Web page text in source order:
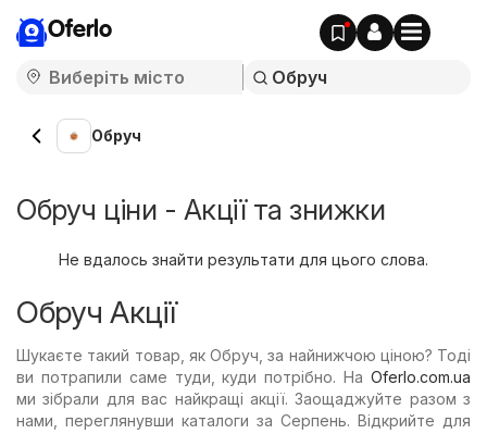
Oferlo
Обруч
Обруч ціни - Акції та знижки
Не вдалось знайти результати для цього слова.
Обруч Акції
Шукаєте такий товар, як Обруч, за найнижчою ціною? Тоді
ви потрапили саме туди, куди потрібно. На Oferlo.com.ua
ми зібрали для вас найкращі акції. Заощаджуйте разом з
нами, переглянувши каталоги за Серпень. Відкрийте для